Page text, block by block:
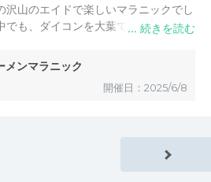
沢山のエイドで楽しいマラニックでし
でも、ダイコンを大葉で巻いた酢漬け
なったマラニックお仲間のご自宅での
、スイカなど沢山の差し入れに感
たこと、最高でした。お礼がてらの感
メンマラニック
開催日：2025/6/8